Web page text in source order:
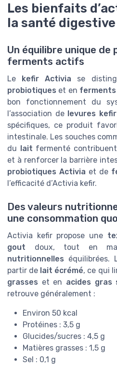
Les bienfaits
la santé digestive
Un équilibre unique
ferments actifs
Le kefir Activia se
probiotiques et en
bon fonctionnement du
l’association de levures kefir
spécifiques, ce produit
intestinale. Les souches
du lait fermenté
et à renforcer la barrière
probiotiques Activia et de
l’efficacité d’Activia kefir.
Des valeurs
une consommation
Activia kefir propose une
gout doux, tout en
nutritionnelles équilibrées.
partir de lait écrémé, ce qui
grasses et en acides gras
retrouve généralement :
Environ 50 kcal
Protéines : 3,5 g
Glucides/sucres : 4,5 g
Matières grasses : 1,5 g
Sel : 0,1 g